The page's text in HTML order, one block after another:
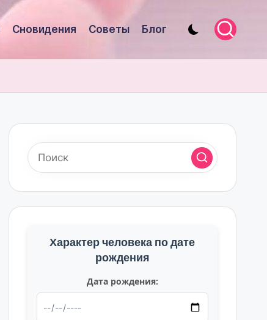
Сновидения Советы Блог
Характер человека по дате
рождения
Дата рождения: